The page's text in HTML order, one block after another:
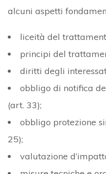
alcuni aspetti
liceità del
principi del
diritti degli
obbligo di notifica
(art. 33);
obbligo protezione
25);
valutazione